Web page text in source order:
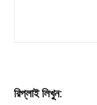
রিপ্লাই লিখুন: